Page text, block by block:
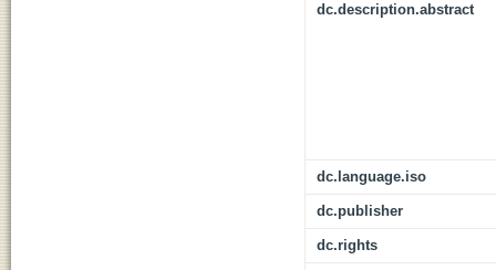
dc.description.abstract
dc.language.iso
dc.publisher
dc.rights